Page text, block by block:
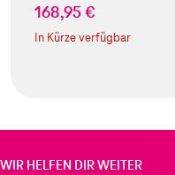
168,95 €
In Kürze verfügbar
WIR HELFEN DIR WEITER